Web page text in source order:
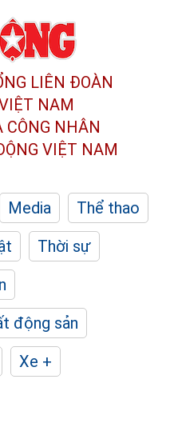
LIÊN ĐOÀN
NAM
CÔNG NHÂN
VIỆT NAM
Media
Thể thao
Thời sự
động sản
Xe +